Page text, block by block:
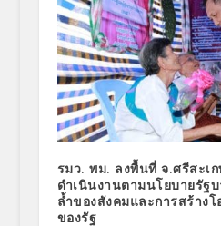
รมว. พม. ลงพื้นที่ จ.ศรีสะเ
ดำเนินงานตามนโยบายรัฐ
ล้ำของสังคมและการสร้างโ
ของรัฐ